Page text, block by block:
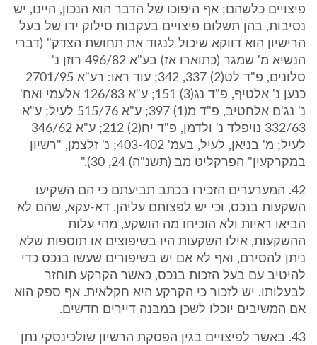
פיצויים כלשהם; אף היפוכו של הדבר הוא הנכון, היינו, יש
נסיבות, בהן תשלום פיצויים בעקבות סילוק ידו של בעל
הרישיון הוא דווקא שיכול לנגוד את תחושת הצדק" (דברי
הנשיא מ' שמגר (כתוארו אז) בע"א 496/82 רוזן נ'
סלונים, פ"ד לט(2) 337, 342; עוד ראו: רע"א 2701/95
כנען נ' אלטיף, פ"ד נג(3) 151; ע"א 126/83 אלעמי ואח'
נ' נג'ם אלחטיב, פ"ד מ(1) 397; ע"א 515/76 לעיל; ע"א
332/63 נויפלד נ' ולדמן, פ"ד יח(2) 212; ע"א 346/62
לעיל; מ' בניאן, לעיל, בעמ' 403-402; נ' זלצמן, "רשיון
במקרקעין" הפרקליט מב (תשנ"ה) 24, 30)."
42. המערערים הזכירו בכתב תביעתם כי הם השקיעו
השקעות בנכס, וכי יש לפצותם עליהן. דא-עקא, שהם לא
הביאו ראיות ולא הוכיחו מה הושקע, מהי עלות
ההשקעות, אילו השקעות היו בשיפוצים או תוספות שלא
ניתן להסירם, ואף לא אם יש בשיפורים שעשו בנכס כדי
להיטיב עם בעל הזכות בנכס, כאשר הקרקע תוחזר
לבעלותו. יש לזכור כי הקרקע היא חקלאית. אף ספק הוא
אם המשיבים יוכלו לשכן במבנה דיירים חדשים.
43. באשר לפיצויים בגין הפסקת הרשיון שולכינסקי נתן